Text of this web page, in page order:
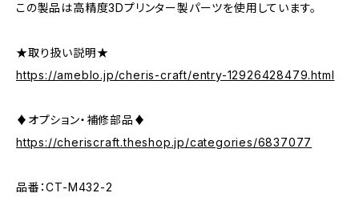
この製品は高精度3Dプリンター製パーツを使用しています。
★取り扱い説明★
https://ameblo.jp/cheris-craft/entry-12926428479.html
♦オプション・補修部品♦
https://cheriscraft.theshop.jp/categories/6837077
品番：CT-M432-2